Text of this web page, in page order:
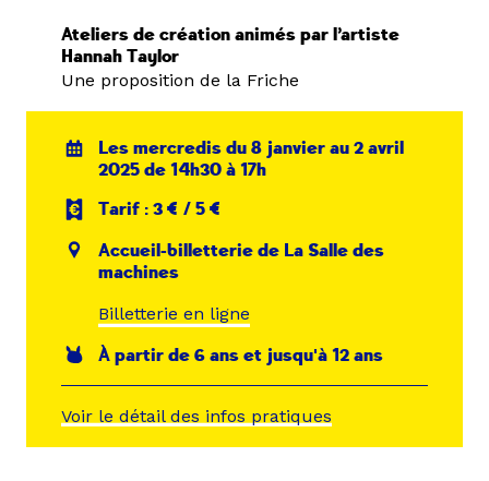
Ateliers de création animés par l’artiste
Hannah Taylor
Une proposition de la Friche
Les mercredis du 8 janvier au 2 avril
2025 de 14h30 à 17h
Tarif : 3 € / 5 €
Accueil-billetterie de La Salle des
machines
Billetterie en ligne
À partir de 6 ans et jusqu'à 12 ans
Voir le détail des infos pratiques